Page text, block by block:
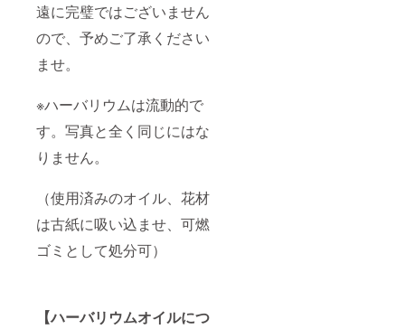
遠に完璧ではございません
ので、予めご了承ください
ませ。
※ハーバリウムは流動的で
す。写真と全く同じにはな
りません。
（使用済みのオイル、花材
は古紙に吸い込ませ、可燃
ゴミとして処分可）
【ハーバリウムオイルにつ